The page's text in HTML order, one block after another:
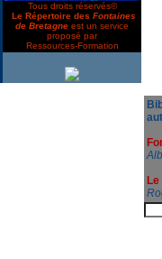
Tous droits réservés©
Le Répertoire des Fontaines
de Bretagne est un service
proposé par
Ressources-Formation